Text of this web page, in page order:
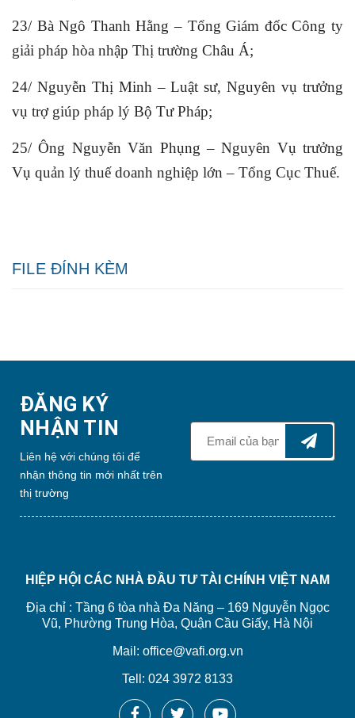
23/ Bà Ngô Thanh Hằng – Tổng Giám đốc Công ty
giải pháp hòa nhập Thị trường Châu Á;
24/ Nguyễn Thị Minh – Luật sư, Nguyên vụ trưởng
vụ trợ giúp pháp lý Bộ Tư Pháp;
25/ Ông Nguyễn Văn Phụng – Nguyên Vụ trưởng
Vụ quản lý thuế doanh nghiệp lớn – Tổng Cục Thuế.
FILE ĐÍNH KÈM
ĐĂNG KÝ
NHẬN TIN
Liên hệ với chúng tôi để
nhận thông tin mới nhất trên
thị trường
HIỆP HỘI CÁC NHÀ ĐẦU TƯ TÀI CHÍNH VIỆT NAM
Địa chỉ : Tầng 6 tòa nhà Đa Năng – 169 Nguyễn Ngọc
Vũ, Phường Trung Hòa, Quận Cầu Giấy, Hà Nội
Mail: office@vafi.org.vn
Tell: 024 3972 8133